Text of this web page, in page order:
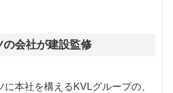
会社が建設監修
本社を構えるKVLグループの、